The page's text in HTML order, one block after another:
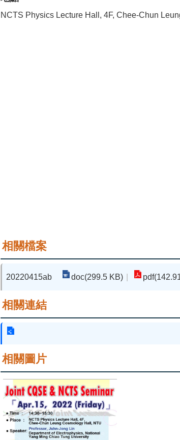
NCTS Physics Lecture Hall, 4F, Chee-Chun
相關檔案
20220415ab doc(299.5 KB)
相關連結
相關圖片